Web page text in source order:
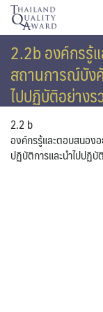
Skip
content
2.2b องค์กรรู้
สถานการณ์บัง
ไปปฏิบัติอย่างร
2.2 b
องค์กรรู้และตอบสนอง
ปฏิบัติการและนำไปปฏิบั